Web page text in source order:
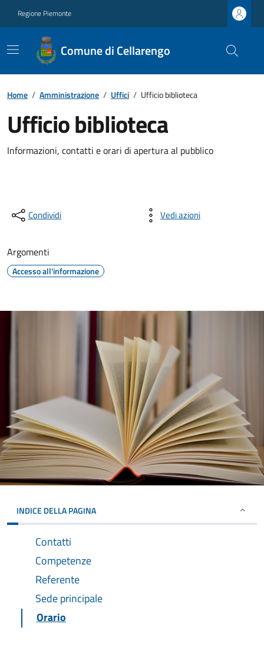
Regione Piemonte
Comune di Cellarengo
Home / Amministrazione / Uffici / Ufficio biblioteca
Ufficio biblioteca
Informazioni, contatti e orari di apertura al pubblico
Condividi Vedi azioni
Argomenti
Accesso all'informazione
INDICE DELLA PAGINA
Contatti
Competenze
Referente
Sede principale
Orario